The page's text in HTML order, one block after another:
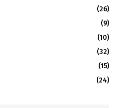
(26)
(9)
(10)
(32)
(15)
(24)